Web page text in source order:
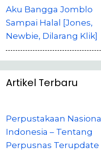
Aku Bangga Jomblo
Sampai Halal [Jones,
Newbie, Dilarang Klik]
Artikel Terbaru
Perpustakaan Nasional
Indonesia – Tentang
Perpusnas Terupdate